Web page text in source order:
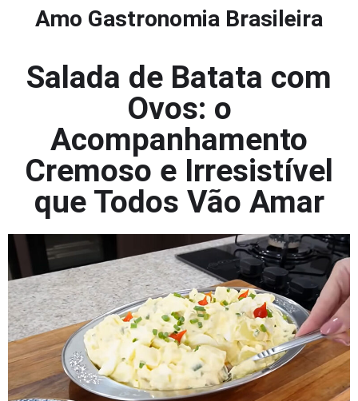
Amo Gastronomia Brasileira
Salada de Batata com
Ovos: o
Acompanhamento
Cremoso e Irresistível
que Todos Vão Amar